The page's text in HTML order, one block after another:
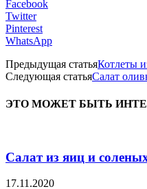
Facebook
Twitter
Pinterest
WhatsApp
Предыдущая статьяКотлеты
Следующая статьяСалат
ЭТО МОЖЕТ БЫТЬ
Салат из яиц и
17.11.2020